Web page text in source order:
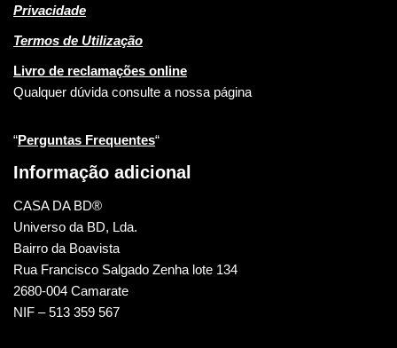
Privacidade
Termos de Utilização
Livro de reclamações online
Qualquer dúvida consulte a nossa página
“Perguntas Frequentes“
Informação adicional
CASA DA BD®
Universo da BD, Lda.
Bairro da Boavista
Rua Francisco Salgado Zenha lote 134
2680-004 Camarate
NIF – 513 359 567